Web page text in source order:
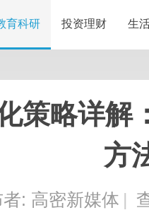
育科研 投资理财 生
策略详解
方
: 高密新媒体 |